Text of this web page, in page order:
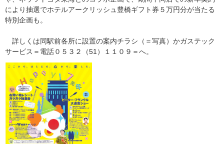
により抽選でホテルアークリッシュ豊橋ギフト券５万円分が当たる
特別企画も。
詳しくは同駅前各所に設置の案内チラシ（＝写真）かガステック
サービス＝電話０５３２（51）１１０９＝へ。